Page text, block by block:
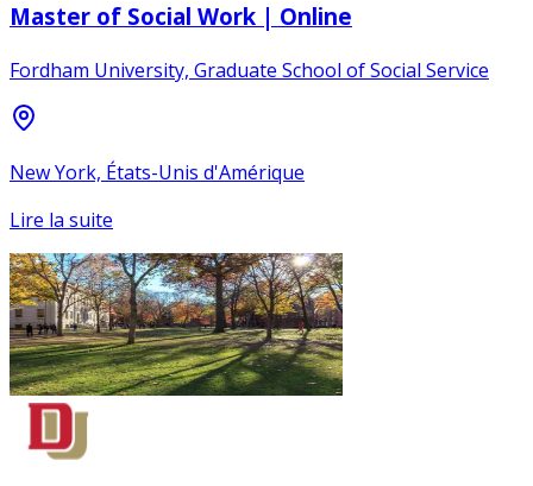
Master of Social Work | Online
Fordham University, Graduate School of Social Service
New York, États-Unis d'Amérique
Lire la suite